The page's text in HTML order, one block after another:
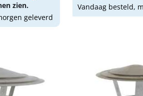
zien.
geleverd
Vandaag besteld,